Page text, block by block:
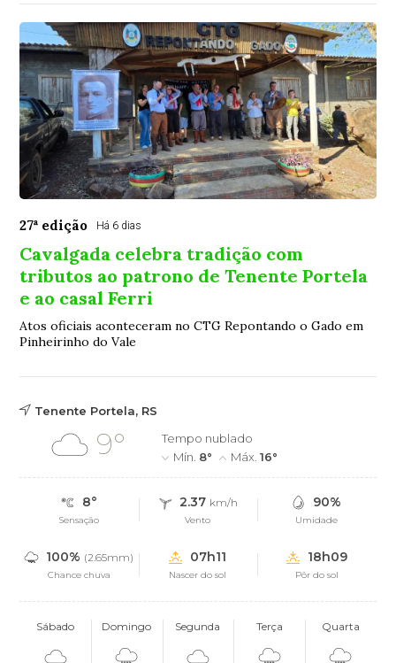
27ª edição Há 6 dias
Cavalgada celebra tradição com
tributos ao patrono de Tenente Portela
e ao casal Ferri
Atos oficiais aconteceram no CTG Repontando o Gado em
Pinheirinho do Vale
Tenente Portela, RS
9°
Tempo nublado
Mín. 8° Máx.16°
8°
Sensação
2.37 km/h
Vento
90%
Umidade
100% (2.65mm)
Chance chuva
07h11
Nascer do sol
18h09
Pôr do sol
Sábado Domingo Segunda Terça Quarta